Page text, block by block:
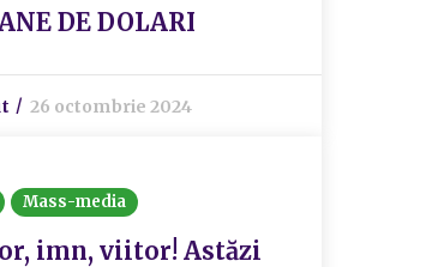
DE DOLARI
26 octombrie 2024
Mass-media
imn, viitor! Astăzi